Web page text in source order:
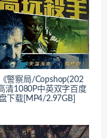
警察局/Copshop(202
清1080P中英双字百度
下载[MP4/2.97GB]